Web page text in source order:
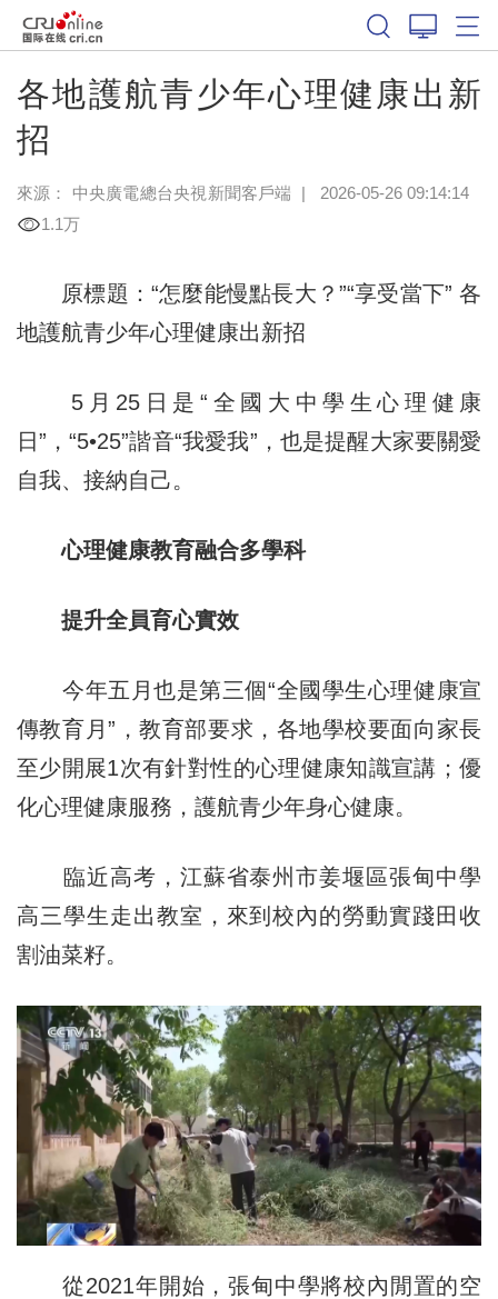
各地護航青少年心理健康出新
招
來源： 中央廣電總台央視新聞客戶端 |
2026-05-26 09:14:14
1.1万
原標題：“怎麼能慢點長大？”“享受當下” 各
地護航青少年心理健康出新招
5月25日是“全國大中學生心理健康
日”，“5•25”諧音“我愛我”，也是提醒大家要關愛
自我、接納自己。
心理健康教育融合多學科
提升全員育心實效
今年五月也是第三個“全國學生心理健康宣
傳教育月”，教育部要求，各地學校要面向家長
至少開展1次有針對性的心理健康知識宣講；優
化心理健康服務，護航青少年身心健康。
臨近高考，江蘇省泰州市姜堰區張甸中學
高三學生走出教室，來到校內的勞動實踐田收
割油菜籽。
從2021年開始，張甸中學將校內閒置的空